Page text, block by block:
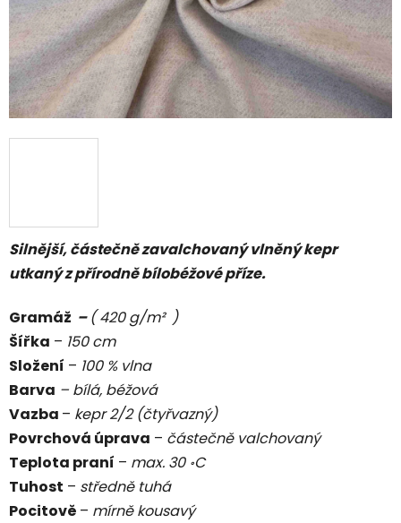
Silnější, částečně zavalchovaný vlněný kepr
utkaný z přírodně bílobéžové příze.
Gramáž –( 420 g/m² )
Šířka – 150 cm
Složení – 100 % vlna
Barva – bílá, béžová
Vazba – kepr 2/2 (čtyřvazný)
Povrchová úprava – částečně valchovaný
Teplota praní – max. 30 ॰C
Tuhost – středně tuhá
Pocitově – mírně kousavý